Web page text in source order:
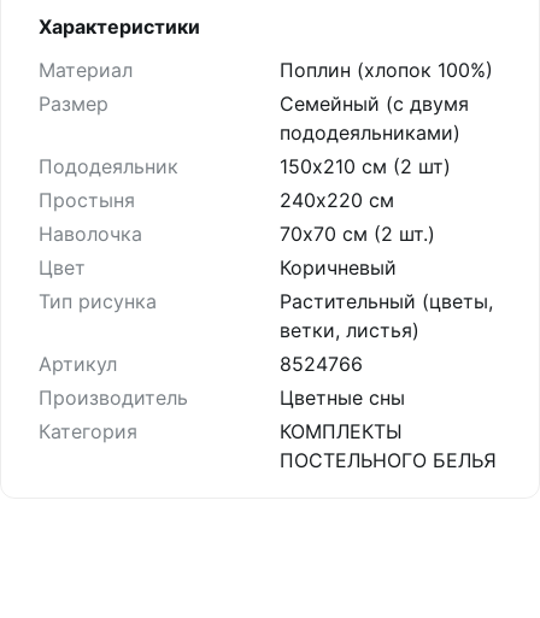
Характеристики
Материал
Поплин (хлопок 100%)
Размер
Семейный (с двумя
пододеяльниками)
Пододеяльник
150х210 см (2 шт)
Простыня
240х220 см
Наволочка
70х70 см (2 шт.)
Цвет
Коричневый
Тип рисунка
Растительный (цветы,
ветки, листья)
Артикул
8524766
Производитель
Цветные сны
Категория
КОМПЛЕКТЫ
ПОСТЕЛЬНОГО БЕЛЬЯ